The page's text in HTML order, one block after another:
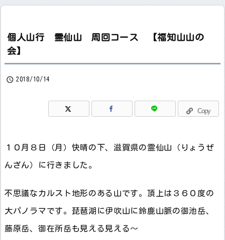
個人山行 霊仙山 周回コース 【福知山山の
会】
 2018/10/14
Copy
１０月８日（月）快晴の下、滋賀県の霊仙山（りょうぜ
んざん）に行きました。
不思議なカルスト地形のある山です。頂上は３６０度の
大パノラマです。琵琶湖に伊吹山に鈴鹿山脈の御池岳、
藤原岳、御在所岳も見える見える～